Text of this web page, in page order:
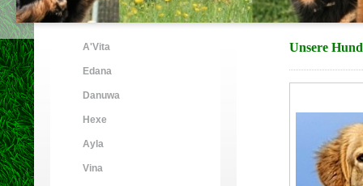
A'Vita
Edana
Danuwa
Hexe
Ayla
Vina
Unsere